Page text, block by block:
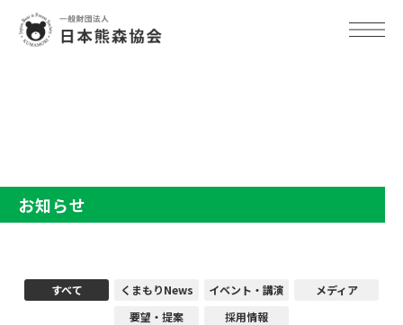
お知らせ
すべて くまもりNews イベント・講演
メディア
要望・提案
採用情報